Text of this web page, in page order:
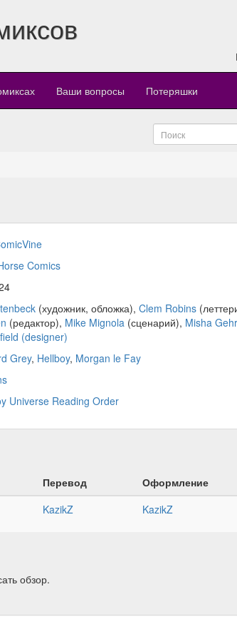
Ваши вопросы Потеряшки
Comics
(художник, обложка), Clem Robins
(редактор), Mike Mignola(сценарий), Misha Gehr
(designer)
Grey, Hellboy, Morgan le Fay
Universe Reading Order
Перевод
Оформление
KazikZ KazikZ
обзор.